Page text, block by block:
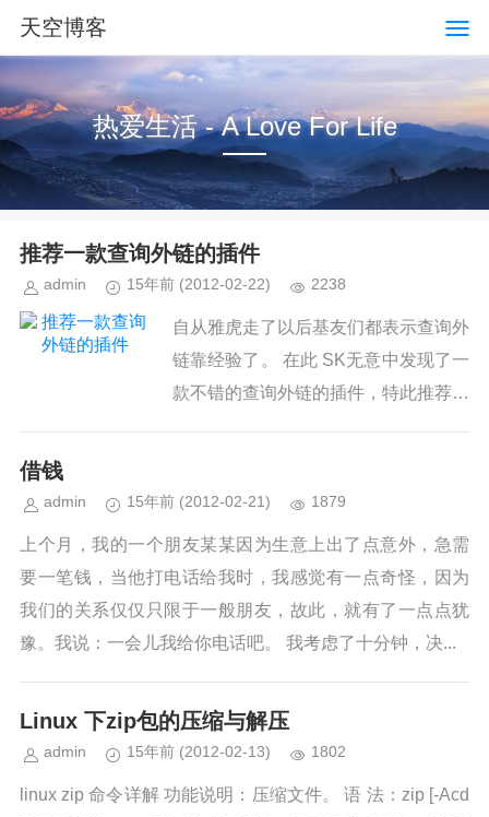
天空博客
热爱生活 - A Love For Life
推荐一款查询外链的插件
admin 15年前 (2012-02-22) 2238
自从雅虎走了以后基友们都表示查询外
链靠经验了。 在此 SK无意中发现了一
款不错的查询外链的插件，特此推荐。
借钱
admin 15年前 (2012-02-21) 1879
上个月，我的一个朋友某某因为生意上出了点意外，急需
要一笔钱，当他打电话给我时，我感觉有一点奇怪，因为
我们的关系仅仅只限于一般朋友，故此，就有了一点点犹
豫。我说：一会儿我给你电话吧。 我考虑了十分钟，决...
Linux 下zip包的压缩与解压
admin 15年前 (2012-02-13) 1802
linux zip 命令详解 功能说明：压缩文件。 语 法：zip [-Acd